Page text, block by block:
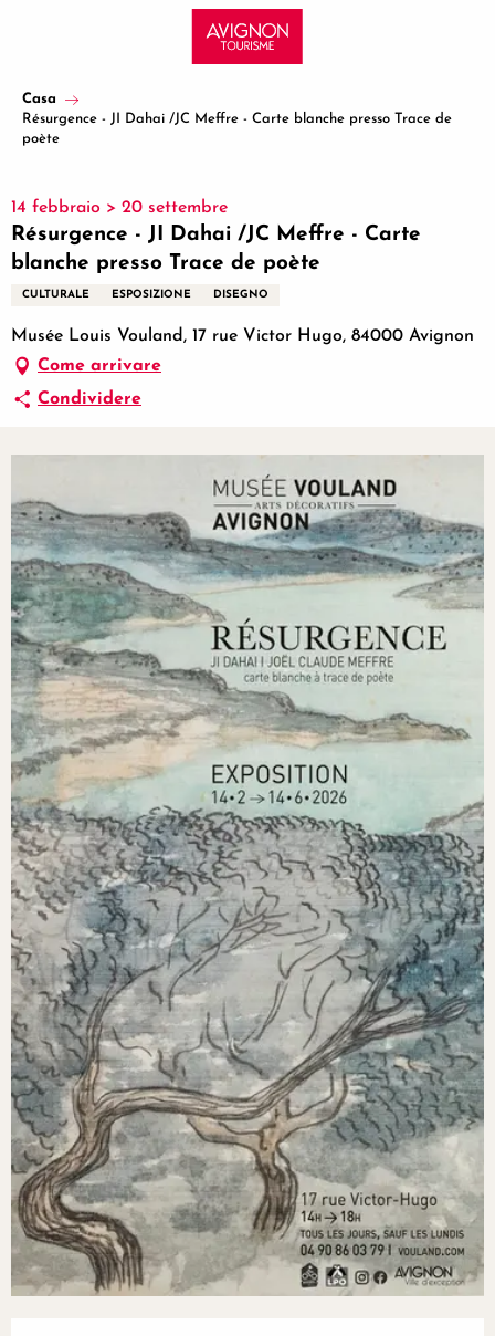
principal
Casa
Résurgence - JI Dahai /JC Meffre - Carte blanche presso Trace de
poète
14 febbraio > 20 settembre
Résurgence - JI Dahai /JC Meffre - Carte
blanche presso Trace de poète
CULTURALE ESPOSIZIONE DISEGNO
Musée Louis Vouland, 17 rue Victor Hugo, 84000 Avignon
Come arrivare
Condividere